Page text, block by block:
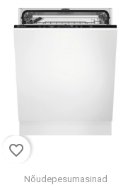
favorite_border
Nõudepesumasinad